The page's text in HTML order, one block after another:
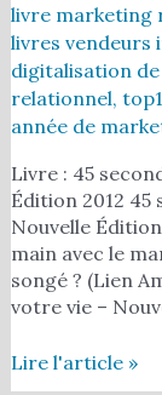
livre marketing
livres vendeurs
digitalisation
relationnel,
année de
Livre : 45
Édition 2012
Nouvelle
main avec le
songé ? (Lien
votre vie –
Lire l'article »